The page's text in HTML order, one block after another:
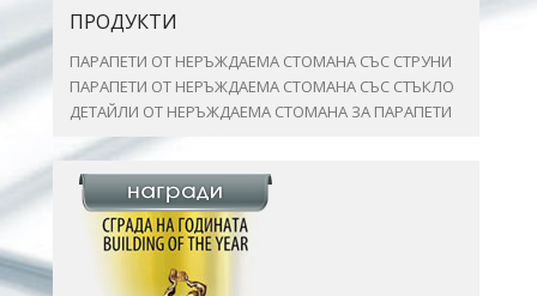
ПРОДУКТИ
ПАРАПЕТИ ОТ НЕРЪЖДАЕМА СТОМАНА СЪС СТРУНИ
ПАРАПЕТИ ОТ НЕРЪЖДАЕМА СТОМАНА СЪС СТЪКЛО
ДЕТАЙЛИ ОТ НЕРЪЖДАЕМА СТОМАНА ЗА ПАРАПЕТИ